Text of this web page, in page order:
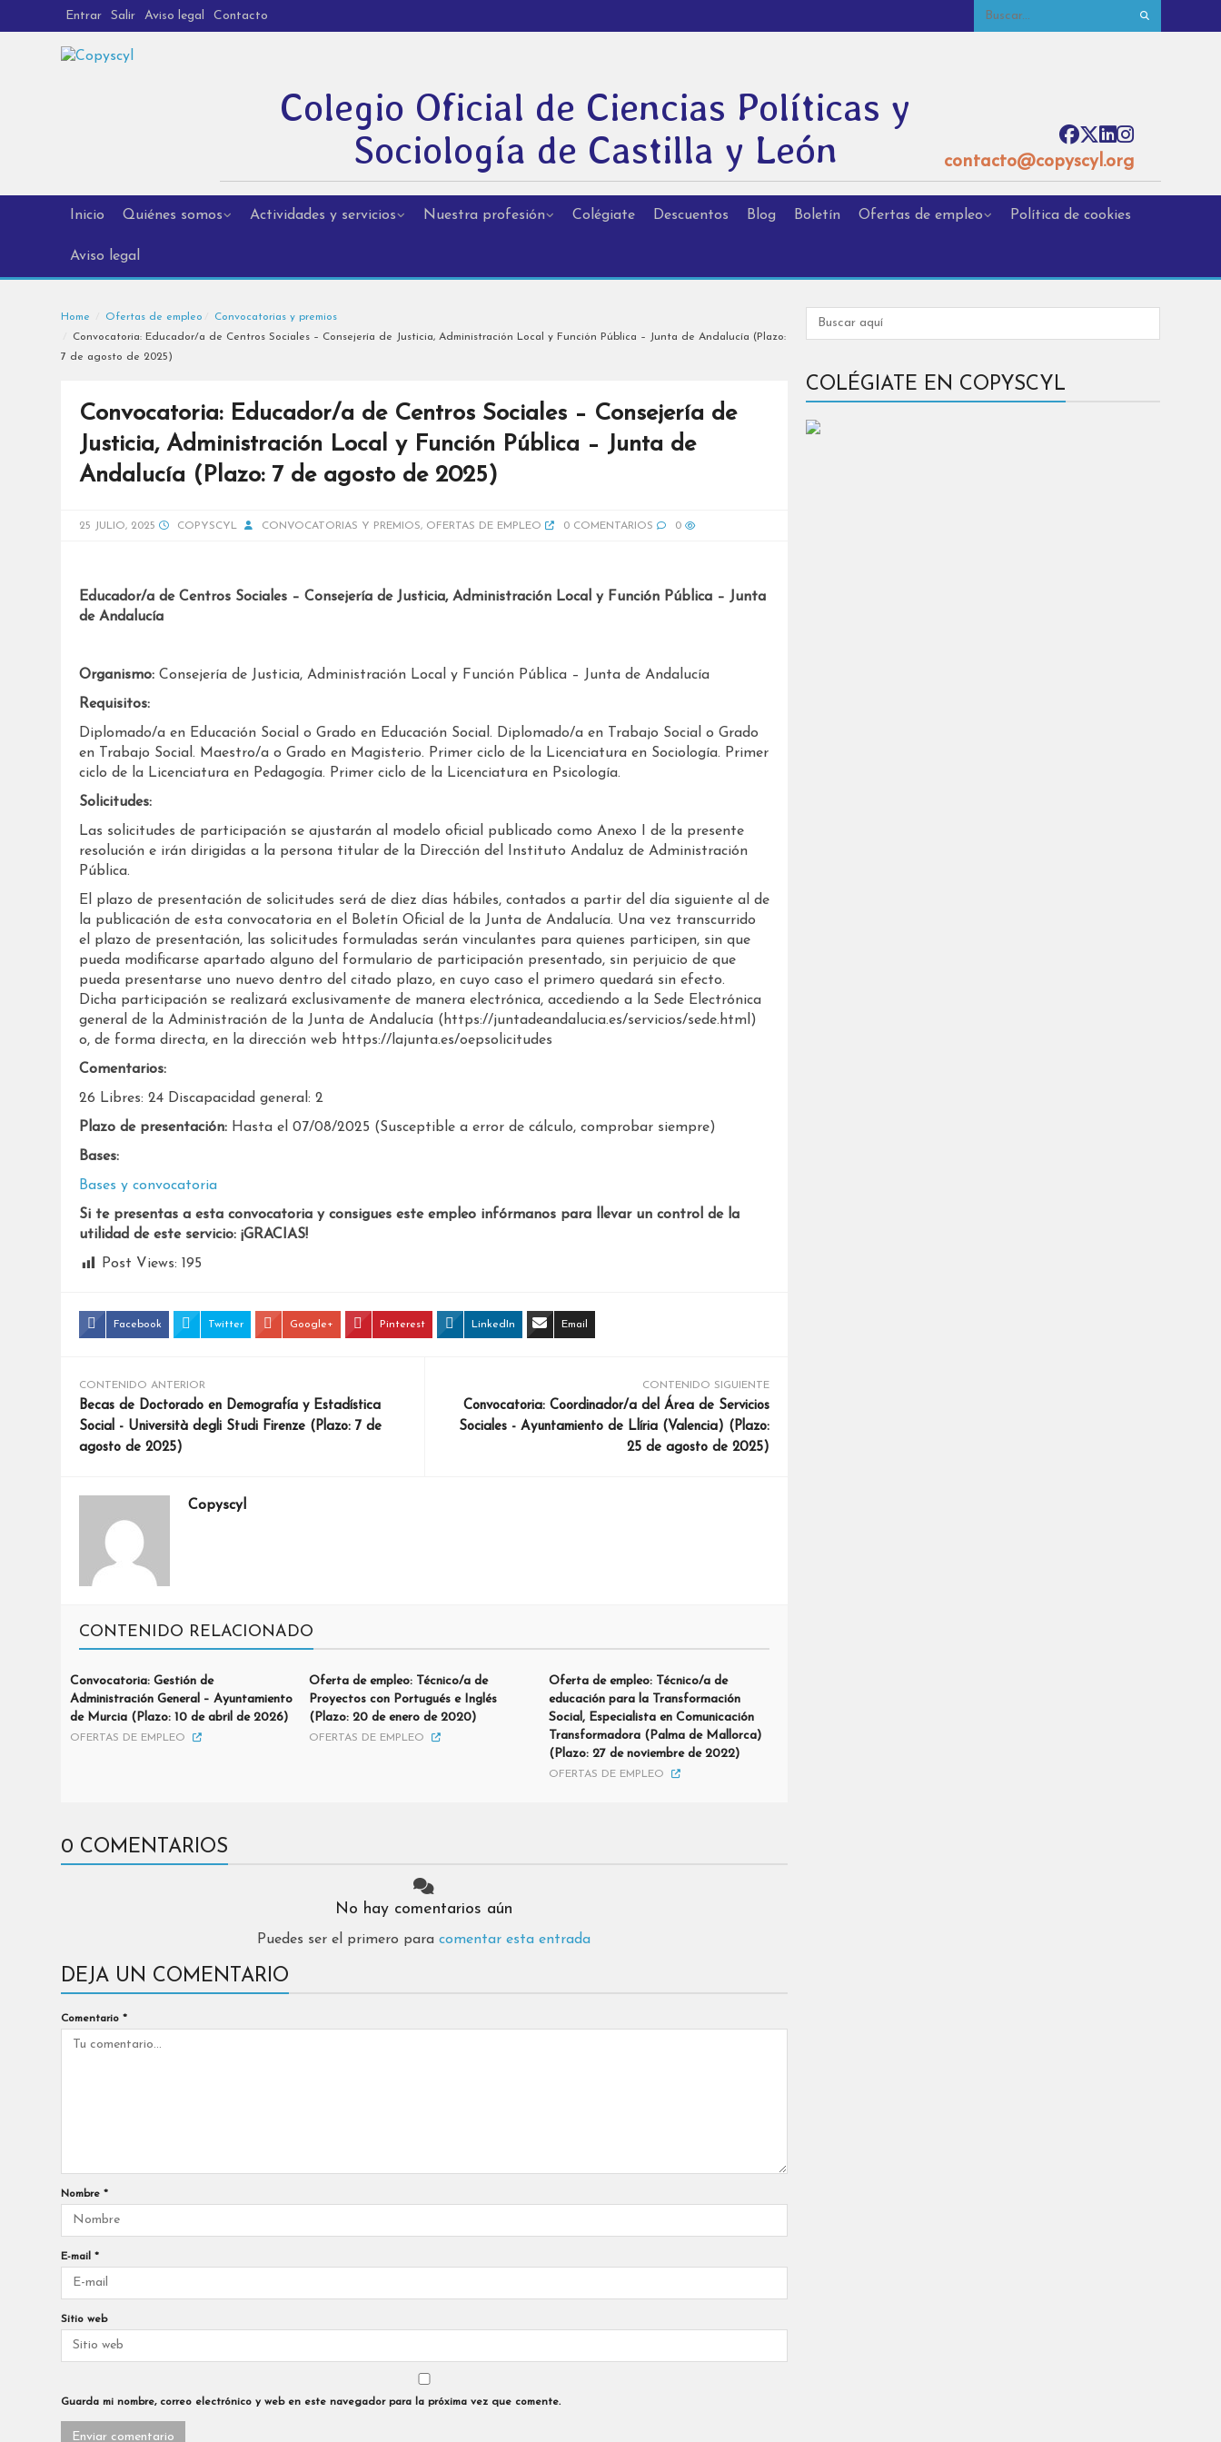
Entrar Salir Aviso legal Contacto
Colegio Oficial de Ciencias Políticas y
Sociología de Castilla y León
contacto@copyscyl.org
Inicio Quiénes somos Actividades y servicios Nuestra profesión Colégiate Descuentos Blog Boletín Ofertas de empleo Política de cookies
Aviso legal
Home Ofertas de empleo
Convocatorias y premios
Convocatoria: Educador/a de Centros Sociales – Consejería de Justicia, Administración Local y Función Pública – Junta de Andalucía (Plazo:
7 de agosto de 2025)
Convocatoria: Educador/a de Centros Sociales – Consejería de
Justicia, Administración Local y Función Pública – Junta de
Andalucía (Plazo: 7 de agosto de 2025)
25 JULIO, 2025 COPYSCYL CONVOCATORIAS Y PREMIOS, OFERTAS DE EMPLEO 0 COMENTARIOS 0
Educador/a de Centros Sociales – Consejería de Justicia, Administración Local y Función Pública – Junta
de Andalucía
Organismo:Consejería de Justicia, Administración Local y Función Pública – Junta de Andalucía
Requisitos:
Diplomado/a en Educación Social o Grado en Educación Social. Diplomado/a en Trabajo Social o Grado
en Trabajo Social. Maestro/a o Grado en Magisterio. Primer ciclo de la Licenciatura en Sociología. Primer
ciclo de la Licenciatura en Pedagogía. Primer ciclo de la Licenciatura en Psicología.
Solicitudes:
Las solicitudes de participación se ajustarán al modelo oficial publicado como Anexo I de la presente
resolución e irán dirigidas a la persona titular de la Dirección del Instituto Andaluz de Administración
Pública.
El plazo de presentación de solicitudes será de diez días hábiles, contados a partir del día siguiente al de
la publicación de esta convocatoria en el Boletín Oficial de la Junta de Andalucía. Una vez transcurrido
el plazo de presentación, las solicitudes formuladas serán vinculantes para quienes participen, sin que
pueda modificarse apartado alguno del formulario de participación presentado, sin perjuicio de que
pueda presentarse uno nuevo dentro del citado plazo, en cuyo caso el primero quedará sin efecto.
Dicha participación se realizará exclusivamente de manera electrónica, accediendo a la Sede Electrónica
general de la Administración de la Junta de Andalucía (https://juntadeandalucia.es/servicios/sede.html)
o, de forma directa, en la dirección web https://lajunta.es/oepsolicitudes
Comentarios:
26 Libres: 24 Discapacidad general: 2
Plazo de presentación:Hasta el 07/08/2025 (Susceptible a error de cálculo, comprobar siempre)
Bases:
Bases y convocatoria
Si te presentas a esta convocatoria y consigues este empleo infórmanos para llevar un control de la
utilidad de este servicio: ¡GRACIAS!
Post Views: 195
Facebook Twitter Google+ Pinterest LinkedIn Email
CONTENIDO ANTERIOR
Becas de Doctorado en Demografía y Estadística
Social - Università degli Studi Firenze (Plazo: 7 de
agosto de 2025)
CONTENIDO SIGUIENTE
Convocatoria: Coordinador/a del Área de Servicios
Sociales - Ayuntamiento de Llíria (Valencia) (Plazo:
25 de agosto de 2025)
Copyscyl
CONTENIDO RELACIONADO
Convocatoria: Gestión de
Administración General – Ayuntamiento
de Murcia (Plazo: 10 de abril de 2026)
OFERTAS DE EMPLEO
Oferta de empleo: Técnico/a de
Proyectos con Portugués e Inglés
(Plazo: 20 de enero de 2020)
OFERTAS DE EMPLEO
Oferta de empleo: Técnico/a de
educación para la Transformación
Social, Especialista en Comunicación
Transformadora (Palma de Mallorca)
(Plazo: 27 de noviembre de 2022)
OFERTAS DE EMPLEO
0 COMENTARIOS
No hay comentarios aún
Puedes ser el primero paracomentar esta entrada
DEJA UN COMENTARIO
Comentario *
Nombre *
E-mail *
Sitio web
Guarda mi nombre, correo electrónico y web en este navegador para la próxima vez que comente.
COLÉGIATE EN COPYSCYL